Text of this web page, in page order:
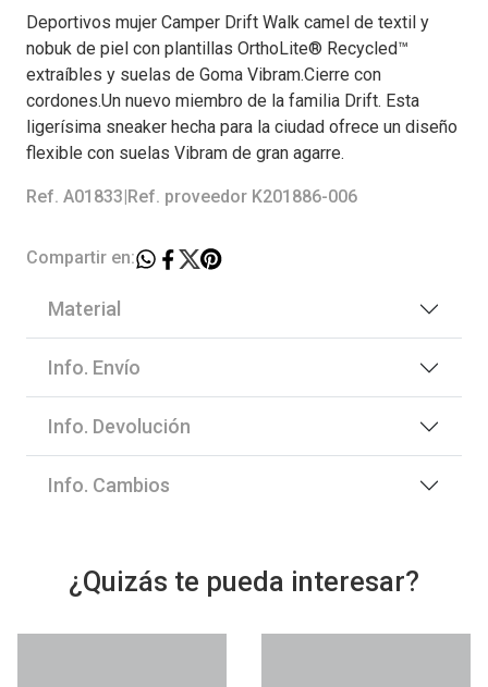
Deportivos mujer Camper Drift Walk camel de textil y
nobuk de piel con plantillas OrthoLite® Recycled™
extraíbles y suelas de Goma Vibram.Cierre con
cordones.Un nuevo miembro de la familia Drift. Esta
ligerísima sneaker hecha para la ciudad ofrece un diseño
flexible con suelas Vibram de gran agarre.
Ref. A01833 Ref. proveedor K201886-006
Compartir en:
Material
Info. Envío
Info. Devolución
Info. Cambios
¿Quizás te pueda interesar?